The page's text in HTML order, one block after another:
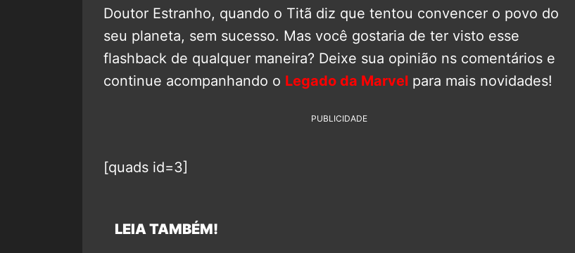
Doutor Estranho, quando o Titã diz que tentou convencer o povo do
seu planeta, sem sucesso. Mas você gostaria de ter visto esse
flashback de qualquer maneira? Deixe sua opinião ns comentários e
continue acompanhando o Legado da Marvel para mais novidades!
PUBLICIDADE
[quads id=3]
LEIA TAMBÉM!